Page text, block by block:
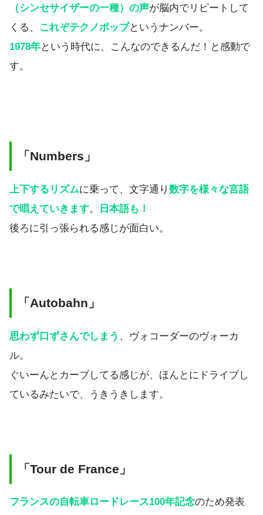
（シンセサイザーの一種）の声が脳内でリピートして
くる、
これぞテクノポップというナンバー。
1978年という時代に、こんなのできるんだ！と感動で
す。
「Numbers」
上下するリズムに乗って、文字通り 数字を様々な言語
で唱えていきます。
日本語も！
後ろに引っ張られる感じが面白い。
「Autobahn」
思わず口ずさんでしまう 、ヴォコーダーのヴォーカ
ル。
ぐいーんとカーブしてる感じが、ほんとにドライブし
ているみたいで、うきうきします。
「Tour de France」
フランスの自転車ロードレース100年記念のため発表